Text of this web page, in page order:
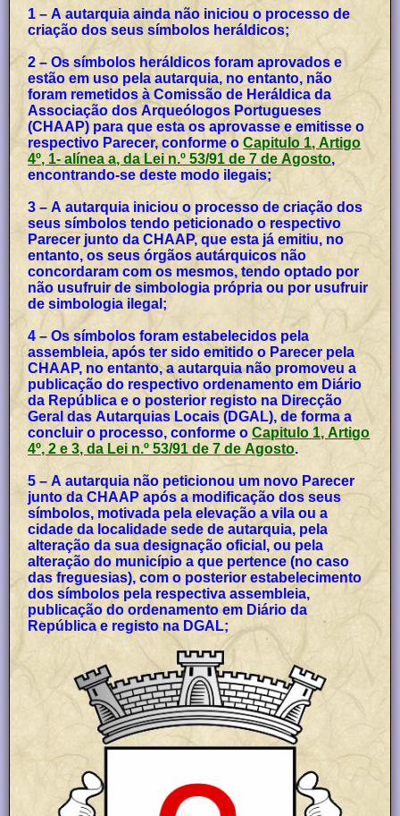
1 – A autarquia ainda não iniciou o processo de
criação dos seus símbolos heráldicos;
2 – Os símbolos heráldicos foram aprovados e
estão em uso pela autarquia, no entanto, não
foram remetidos à Comissão de Heráldica da
Associação dos Arqueólogos Portugueses
(CHAAP) para que esta os aprovasse e emitisse o
respectivo Parecer, conforme oCapitulo 1, Artigo
4º, 1- alínea a, da Lei n.º 53/91 de 7 de Agosto,
encontrando-se deste modo ilegais;
3 – A autarquia iniciou o processo de criação dos
seus símbolos tendo peticionado o respectivo
Parecer junto da CHAAP, que esta já emitiu, no
entanto, os seus órgãos autárquicos não
concordaram com os mesmos, tendo optado por
não usufruir de simbologia própria ou por usufruir
de simbologia ilegal;
4 – Os símbolos foram estabelecidos pela
assembleia, após ter sido emitido o Parecer pela
CHAAP, no entanto, a autarquia não promoveu a
publicação do respectivo ordenamento em Diário
da República e o posterior registo na Direcção
Geral das Autarquias Locais (DGAL), de forma a
concluir o processo, conforme oCapitulo 1, Artigo
4º, 2 e 3, da Lei n.º 53/91 de 7 de Agosto.
5 – A autarquia não peticionou um novo Parecer
junto da CHAAP após a modificação dos seus
símbolos, motivada pela elevação a vila ou a
cidade da localidade sede de autarquia, pela
alteração da sua designação oficial, ou pela
alteração do município a que pertence (no caso
das freguesias), com o posterior estabelecimento
dos símbolos pela respectiva assembleia,
publicação do ordenamento em Diário da
República e registo na DGAL;